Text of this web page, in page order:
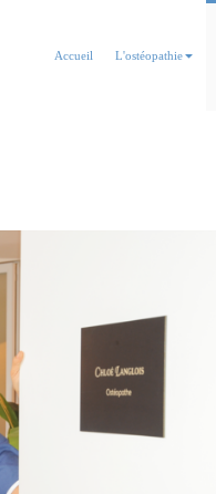
Accueil L'ostéopathie